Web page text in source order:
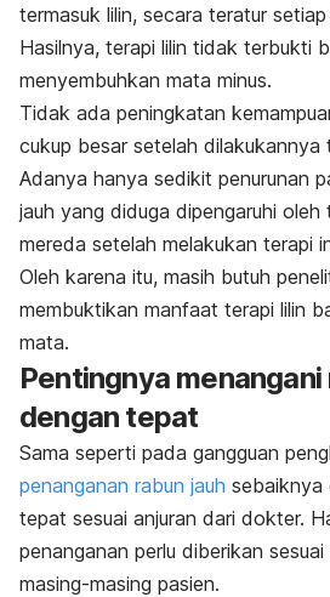
termasuk lilin, secara teratur setiap
Hasilnya, terapi lilin tidak terbukti
menyembuhkan mata minus.
Tidak ada peningkatan
cukup besar setelah dilakukannya
Adanya hanya sedikit penurunan
jauh yang diduga dipengaruhi
mereda setelah melakukan terapi
Oleh karena itu, masih butuh
membuktikan manfaat terapi lilin
mata.
Pentingnya
dengan tepat
Sama seperti pada gangguan
penanganan rabun jauh sebaiknya
tepat sesuai anjuran dari dokter.
penanganan perlu diberikan
masing-masing pasien.